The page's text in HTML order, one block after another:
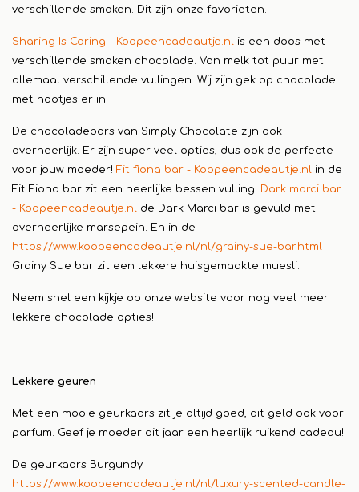
verschillende smaken. Dit zijn onze favorieten.
Sharing Is Caring - Koopeencadeautje.nl is een doos met
verschillende smaken chocolade. Van melk tot puur met
allemaal verschillende vullingen. Wij zijn gek op chocolade
met nootjes er in.
De chocoladebars van Simply Chocolate zijn ook
overheerlijk. Er zijn super veel opties, dus ook de perfecte
voor jouw moeder! Fit fiona bar - Koopeencadeautje.nl in de
Fit Fiona bar zit een heerlijke bessen vulling. Dark marci bar
- Koopeencadeautje.nl de Dark Marci bar is gevuld met
overheerlijke marsepein. En in de
https://www.koopeencadeautje.nl/nl/grainy-sue-bar.html
Grainy Sue bar zit een lekkere huisgemaakte muesli.
Neem snel een kijkje op onze website voor nog veel meer
lekkere chocolade opties!
Lekkere geuren
Met een mooie geurkaars zit je altijd goed, dit geld ook voor
parfum. Geef je moeder dit jaar een heerlijk ruikend cadeau!
De geurkaars Burgundy
https://www.koopeencadeautje.nl/nl/luxury-scented-candle-